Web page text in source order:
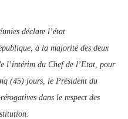
déclare l’état
à la majorité des deux
l’intérim du Chef de l’Etat, pour
(45) jours, le Président du
dans le respect des